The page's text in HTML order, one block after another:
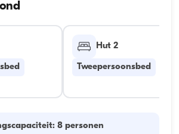
Hut 2
Tweepersoonsbed
8 personen